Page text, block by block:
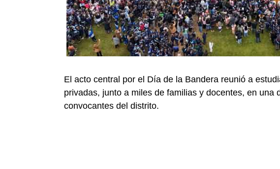
El acto central por el Día de la Bandera reunió a
privadas, junto a miles de familias y docentes, en una
convocantes del distrito.